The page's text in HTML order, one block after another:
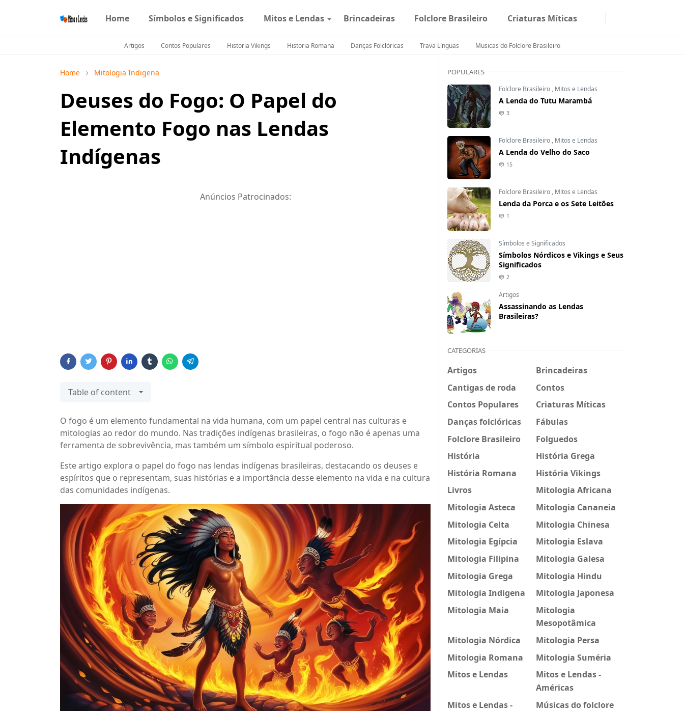
Home Símbolos e Significados Mitos e Lendas Brincadeiras Folclore Brasileiro Criaturas Míticas
Artigos Contos Populares Historia Vikings Historia Romana Danças Folclóricas Trava Línguas Musicas do Folclore Brasileiro
Home Mitologia Indigena
Deuses do Fogo: O Papel do
Elemento Fogo nas Lendas
Indígenas
Anúncios Patrocinados:
Table of content
O fogo é um elemento fundamental na vida humana, com um papel central nas culturas e
mitologias ao redor do mundo. Nas tradições indígenas brasileiras, o fogo não é apenas uma
ferramenta de sobrevivência, mas também um símbolo espiritual poderoso.
Este artigo explora o papel do fogo nas lendas indígenas brasileiras, destacando os deuses e
espíritos que o representam, suas histórias e a importância desse elemento na vida e na cultura
das comunidades indígenas.
POPULARES
Folclore Brasileiro , Mitos e Lendas
A Lenda do Tutu Marambá
3
Folclore Brasileiro , Mitos e Lendas
A Lenda do Velho do Saco
15
Folclore Brasileiro , Mitos e Lendas
Lenda da Porca e os Sete Leitões
1
Símbolos e Significados
Símbolos Nórdicos e Vikings e Seus
Significados
2
Artigos
Assassinando as Lendas
Brasileiras?
CATEGORIAS
Artigos
Brincadeiras
Cantigas de roda
Contos
Contos Populares
Criaturas Míticas
Danças folclóricas
Fábulas
Folclore Brasileiro
Folguedos
História
História Grega
História Romana
História Vikings
Livros
Mitologia Africana
Mitologia Asteca
Mitologia Cananeia
Mitologia Celta
Mitologia Chinesa
Mitologia Egípcia
Mitologia Eslava
Mitologia Filipina
Mitologia Galesa
Mitologia Grega
Mitologia Hindu
Mitologia Indigena
Mitologia Japonesa
Mitologia Maia
Mitologia
Mesopotâmica
Mitologia Nórdica
Mitologia Persa
Mitologia Romana
Mitologia Suméria
Mitos e Lendas
Mitos e Lendas -
Américas
Mitos e Lendas -
Músicas do folclore